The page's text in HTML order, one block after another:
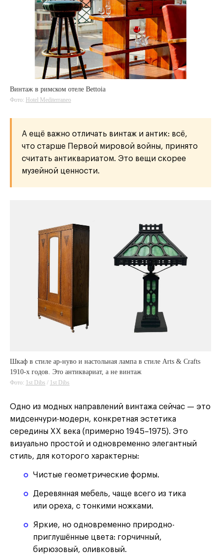
Винтаж в римском отеле Bettoia
Фото: Hotel Mediterraneo
А ещё важно отличать винтаж и антик: всё,
что старше Первой мировой войны, принято
считать антиквариатом. Это вещи скорее
музейной ценности.
Шкаф в стиле ар-нуво и настольная лампа в стиле Arts & Crafts
1910-х годов. Это антиквариат, а не винтаж
Фото: 1st Dibs / 1st Dibs
Одно из модных направлений винтажа сейчас — это
мидсенчури-модерн, конкретная эстетика
середины XX века (примерно 1945–1975). Это
визуально простой и одновременно элегантный
стиль, для которого характерны:
Чистые геометрические формы.
Деревянная мебель, чаще всего из тика
или ореха, с тонкими ножками.
Яркие, но одновременно природно-
приглушённые цвета: горчичный,
бирюзовый, оливковый.